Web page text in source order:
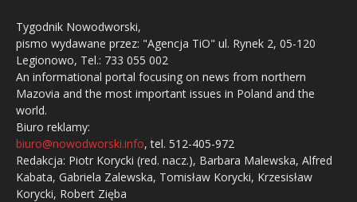
Tygodnik Nowodworski,
pismo wydawane przez: "Agencja TiO" ul. Rynek 2, 05-120
Legionowo, Tel.: 733 055 002
An informational portal focusing on news from northern
Mazovia and the most important issues in Poland and the
world.
Biuro reklamy:
biuro@nowodworski.info, tel. 512-405-972
Redakcja: Piotr Korycki (red. nacz.), Barbara Malewska, Alfred
Kabata, Gabriela Zalewska, Tomisław Korycki, Krzesisław
Korycki, Robert Zięba